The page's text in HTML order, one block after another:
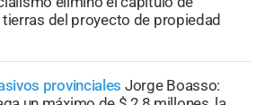
del proyecto de propiedad
provinciales Jorge Boasso: